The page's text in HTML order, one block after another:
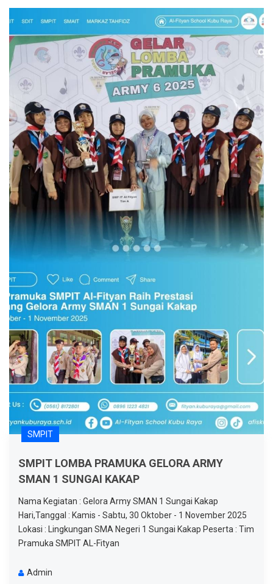
SMPIT
SMPIT LOMBA PRAMUKA GELORA ARMY
SMAN 1 SUNGAI KAKAP
Nama Kegiatan : Gelora Army SMAN 1 Sungai Kakap
Hari,Tanggal : Kamis - Sabtu, 30 Oktober - 1 November 2025
Lokasi : Lingkungan SMA Negeri 1 Sungai Kakap Peserta : Tim
Pramuka SMPIT AL-Fityan
Admin